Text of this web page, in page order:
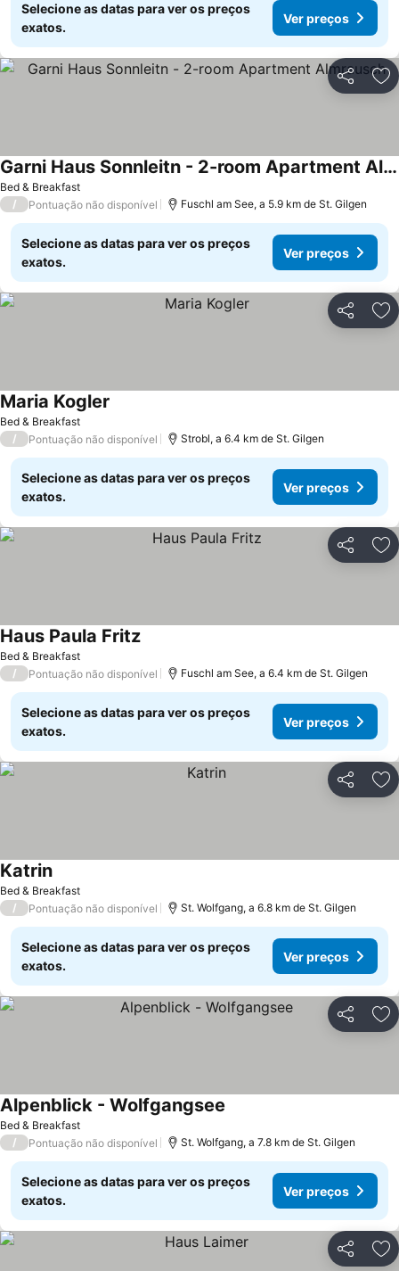
Selecione as datas para ver os preços
exatos.
Ver preços
Partilhar
Bed & Breakfast
Garni Haus Sonnleitn - 2-room Apartment Almrausch
/ Pontuação não disponível Fuschl am See, a 5.9 km de St. Gilgen
Selecione as datas para ver os preços
exatos.
Ver preços
Partilhar
Bed & Breakfast
Maria Kogler
/ Pontuação não disponível Strobl, a 6.4 km de St. Gilgen
Selecione as datas para ver os preços
exatos.
Ver preços
Partilhar
Bed & Breakfast
Haus Paula Fritz
/ Pontuação não disponível Fuschl am See, a 6.4 km de St. Gilgen
Selecione as datas para ver os preços
exatos.
Ver preços
Partilhar
Bed & Breakfast
Katrin
/ Pontuação não disponível St. Wolfgang, a 6.8 km de St. Gilgen
Selecione as datas para ver os preços
exatos.
Ver preços
Partilhar
Bed & Breakfast
Alpenblick - Wolfgangsee
/ Pontuação não disponível St. Wolfgang, a 7.8 km de St. Gilgen
Selecione as datas para ver os preços
exatos.
Ver preços
Partilhar